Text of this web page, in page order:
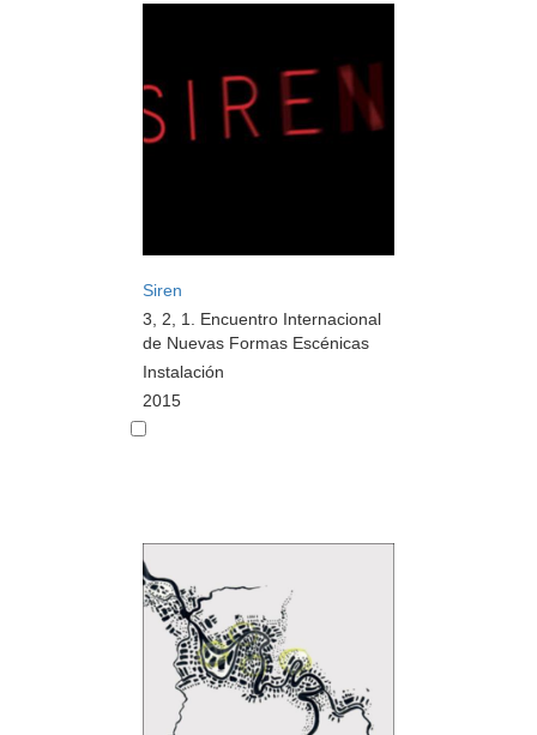
Siren
3, 2, 1. Encuentro Internacional
de Nuevas Formas Escénicas
Instalación
2015